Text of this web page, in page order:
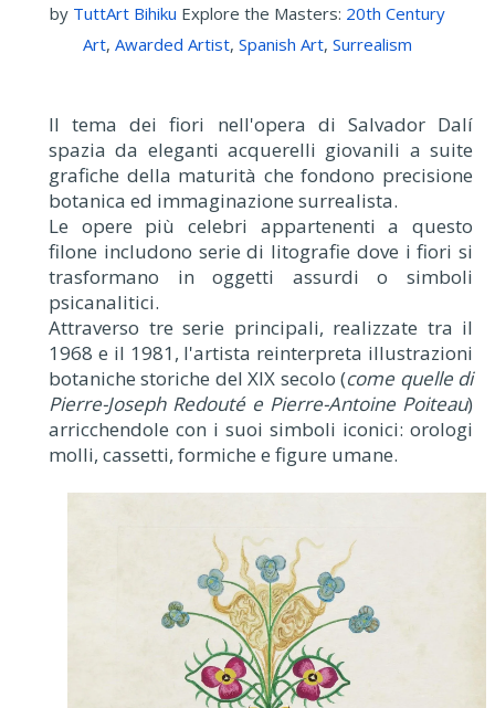
by TuttArt Bihiku Explore the Masters: 20th Century
Art, Awarded Artist, Spanish Art, Surrealism
Il tema dei fiori nell'opera di Salvador Dalí
spazia da eleganti acquerelli giovanili a suite
grafiche della maturità che fondono precisione
botanica ed immaginazione surrealista.
Le opere più celebri appartenenti a questo
filone includono serie di litografie dove i fiori si
trasformano in oggetti assurdi o simboli
psicanalitici.
Attraverso tre serie principali, realizzate tra il
1968 e il 1981, l'artista reinterpreta illustrazioni
botaniche storiche del XIX secolo (come quelle di
Pierre-Joseph Redouté e Pierre-Antoine Poiteau)
arricchendole con i suoi simboli iconici: orologi
molli, cassetti, formiche e figure umane.